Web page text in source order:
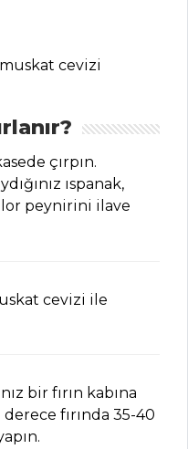
cevizi
çırpın.
ıspanak,
peynirini ilave
cevizi ile
bir fırın kabına
derece fırında 35-40